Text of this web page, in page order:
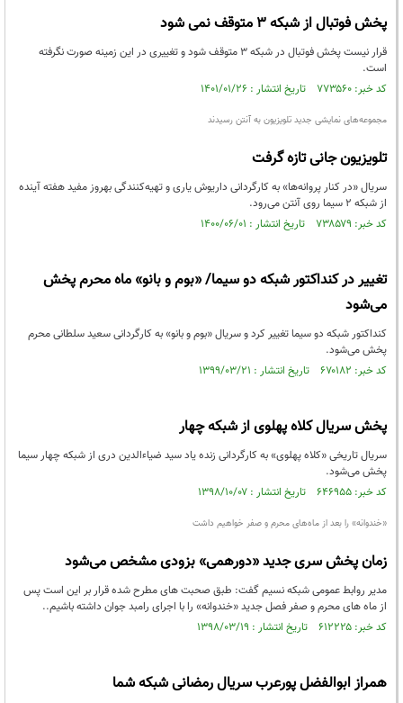
پخش فوتبال از شبکه 3 متوقف نمی شود
قرار نیست پخش فوتبال در شبکه 3 متوقف شود و تغییری در این زمینه صورت نگرفته
است.
کد خبر: ۷۷۳۵۶۰ تاریخ انتشار : ۱۴۰۱/۰۱/۲۶
مجمو‌عه‌های نمایشی جدید تلویزیون به آنتن رسیدند
تلویزیون جانی تازه گرفت
سریال «در کنار پروانه‌ها» به کارگردانی داریوش یاری و تهیه‌کنندگی بهروز مفید هفته آینده
از شبکه ۲ سیما روی آنتن می‌رود.
کد خبر: ۷۳۸۵۷۹ تاریخ انتشار : ۱۴۰۰/۰۶/۰۱
تغییر در کنداکتور شبکه دو سیما/ «بوم و بانو» ماه محرم پخش
می‌شود
کنداکتور شبکه دو سیما تغییر کرد و سریال «بوم و بانو» به کارگردانی سعید سلطانی محرم
پخش می‌شود.
کد خبر: ۶۷۰۱۸۲ تاریخ انتشار : ۱۳۹۹/۰۳/۲۱
پخش سریال کلاه پهلوی از شبکه چهار
سریال تاریخی «کلاه پهلوی» به کارگردانی زنده یاد سید ضیاءالدین دری از شبکه چهار سیما
پخش می‌شود.
کد خبر: ۶۴۶۹۵۵ تاریخ انتشار : ۱۳۹۸/۱۰/۰۷
«خندوانه» را بعد از ماه‌های محرم و صفر خواهیم داشت
زمان پخش سری جدید «دورهمی» بزودی مشخص می‌شود
مدیر روابط عمومی شبکه نسیم گفت: طبق صحبت های مطرح شده قرار بر این است پس
از ماه های محرم و صفر فصل جدید «خندوانه» را با اجرای رامبد جوان داشته باشیم..
کد خبر: ۶۱۲۲۲۵ تاریخ انتشار : ۱۳۹۸/۰۳/۱۹
همراز ابوالفضل پورعرب سریال رمضانی شبکه شما